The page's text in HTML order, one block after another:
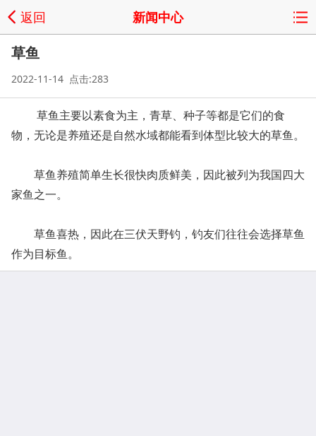
返回 新闻中心
草鱼
2022-11-14 点击:283
草鱼主要以素食为主，青草、种子等都是它们的食
物，无论是养殖还是自然水域都能看到体型比较大的草鱼。
草鱼养殖简单生长很快肉质鲜美，因此被列为我国四大
家鱼之一。
草鱼喜热，因此在三伏天野钓，钓友们往往会选择草鱼
作为目标鱼。